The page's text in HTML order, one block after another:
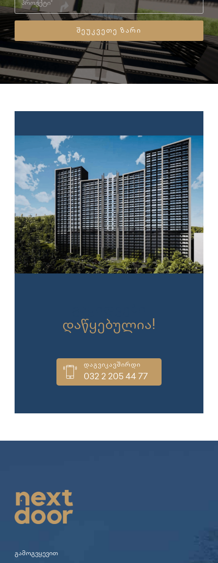
დაწყებულია!
დაგვიკავშირდი
032 2 205 44 77
გამოგვყევით